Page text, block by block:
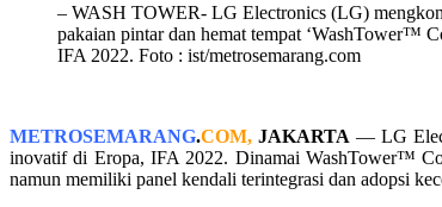
– WASH TOWER- LG Electronics (LG)
pakaian pintar dan hemat tempat ‘WashTower™
IFA 2022. Foto : ist/metrosemarang.com
METROSEMARANG.COM,JAKARTA — LG
inovatif di Eropa, IFA 2022. Dinamai WashTower™
namun memiliki panel kendali terintegrasi dan adopsi